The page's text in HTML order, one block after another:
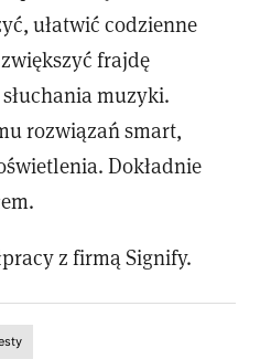
ułatwić codzienne
frajdę
muzyki.
rozwiązań smart,
Dokładnie
z firmą Signify.